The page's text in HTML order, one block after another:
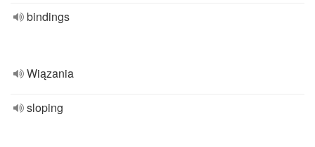
bindings
Wiązania
sloping